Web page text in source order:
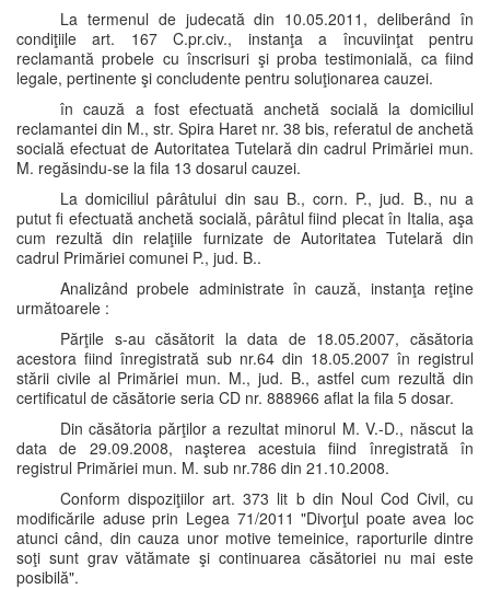
La termenul de judecată din 10.05.2011, deliberând în
condiţiile art. 167 C.pr.civ., instanţa a încuviinţat pentru
reclamantă probele cu înscrisuri şi proba testimonială, ca fiind
legale, pertinente şi concludente pentru soluţionarea cauzei.
în cauză a fost efectuată anchetă socială la domiciliul
reclamantei din M., str. Spira Haret nr. 38 bis, referatul de anchetă
socială efectuat de Autoritatea Tutelară din cadrul Primăriei mun.
M. regăsindu-se la fila 13 dosarul cauzei.
La domiciliul pârâtului din sau B., corn. P., jud. B., nu a
putut fi efectuată anchetă socială, pârâtul fiind plecat în Italia, aşa
cum rezultă din relaţiile furnizate de Autoritatea Tutelară din
cadrul Primăriei comunei P., jud. B..
Analizând probele administrate în cauză, instanţa reţine
următoarele :
Părţile s-au căsătorit la data de 18.05.2007, căsătoria
acestora fiind înregistrată sub nr.64 din 18.05.2007 în registrul
stării civile al Primăriei mun. M., jud. B., astfel cum rezultă din
certificatul de căsătorie seria CD nr. 888966 aflat la fila 5 dosar.
Din căsătoria părţilor a rezultat minorul M. V.-D., născut la
data de 29.09.2008, naşterea acestuia fiind înregistrată în
registrul Primăriei mun. M. sub nr.786 din 21.10.2008.
Conform dispoziţiilor art. 373 lit b din Noul Cod Civil, cu
modificările aduse prin Legea 71/2011 "Divorţul poate avea loc
atunci când, din cauza unor motive temeinice, raporturile dintre
soţi sunt grav vătămate şi continuarea căsătoriei nu mai este
posibilă".